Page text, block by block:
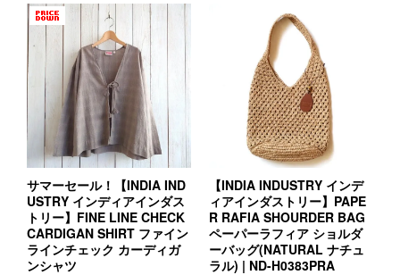
サマーセール！【INDIA IND
USTRY インディアインダス
トリー】FINE LINE CHECK
CARDIGAN SHIRT ファイン
ラインチェック カーディガ
ンシャツ
【INDIA INDUSTRY インデ
ィアインダストリー】PAPE
R RAFIA SHOURDER BAG
ペーパーラフィア ショルダ
ーバッグ(NATURAL ナチュ
ラル) | ND-H0383PRA